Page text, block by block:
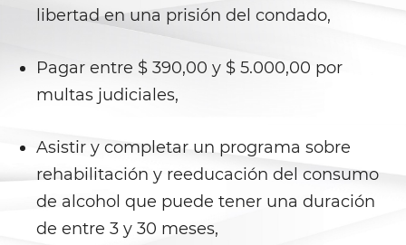
Gambling Fraud
Health Care Fraud
Real Estate Fraud
Workers’ Compensation Fraud
Welfare Fraud
Unemployment Insurance Fraud
libertad en una prisión del condado,
Pagar entre $ 390,00 y $ 5.000,00 por
multas judiciales,
Asistir y completar un programa sobre
rehabilitación y reeducación del consumo
de alcohol que puede tener una duración
de entre 3 y 30 meses,